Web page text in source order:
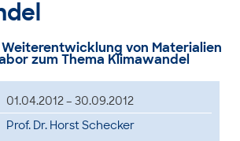
von Materialien
zum Thema Klimawandel
01.04.2012 – 30.09.2012
Prof. Dr. Horst Schecker